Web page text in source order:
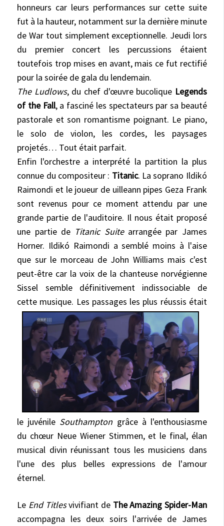
honneurs car leurs performances sur cette suite
fut à la hauteur, notamment sur la dernière minute
de War tout simplement exceptionnelle. Jeudi lors
du premier concert les percussions étaient
toutefois trop mises en avant, mais ce fut rectifié
pour la soirée de gala du lendemain.
The Ludlows, du chef d'œuvre bucolique Legends
of the Fall, a fasciné les spectateurs par sa beauté
pastorale et son romantisme poignant. Le piano,
le solo de violon, les cordes, les paysages
projetés… Tout était parfait.
Enfin l'orchestre a interprété la partition la plus
connue du compositeur : Titanic. La soprano Ildikó
Raimondi et le joueur de uilleann pipes Geza Frank
sont revenus pour ce moment attendu par une
grande partie de l'auditoire. Il nous était proposé
une partie de Titanic Suitearrangée par James
Horner. Ildikó Raimondi a semblé moins à l'aise
que sur le morceau de John Williams mais c'est
peut-être car la voix de la chanteuse norvégienne
Sissel semble définitivement indissociable de
cette musique. Les passages les plus réussis était
le juvénile Southampton grâce à l'enthousiasme
du chœur Neue Wiener Stimmen, et le final, élan
musical divin réunissant tous les musiciens dans
l'une des plus belles expressions de l'amour
éternel.
Le End Titlesvivifiant de The Amazing Spider-Man
accompagna les deux soirs l'arrivée de James